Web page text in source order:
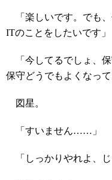
「楽しいです。でも、
ITのことをしたいです」
「今してるでしょ、
保守どうでもよくなって
図星。
「すいません……」
「しっかりやれよ、じ